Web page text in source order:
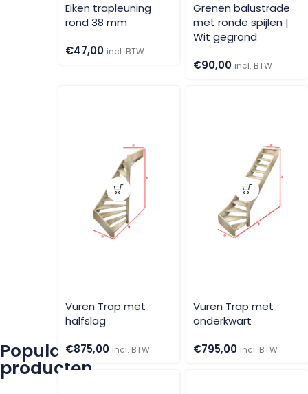
Populaire
producten
Eiken trapleuning
rond 38 mm
€47,00 incl. BTW
Grenen balustrade
met ronde spijlen |
Wit gegrond
€90,00 incl. BTW
Vuren Trap met
halfslag
€875,00 incl. BTW
Vuren Trap met
onderkwart
€795,00 incl. BTW